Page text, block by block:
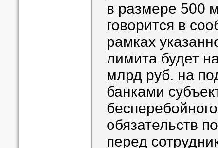
в размере 500
говорится в
рамках
лимита будет
млрд руб. на
банками
обязательств
перед